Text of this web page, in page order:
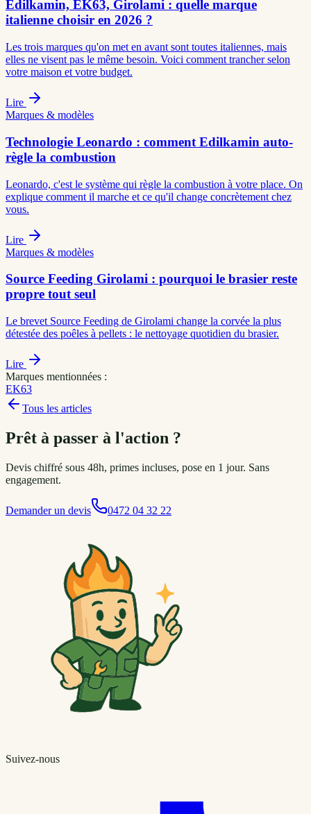
Edilkamin, EK63, Girolami : quelle marque
italienne choisir en 2026 ?
Les trois marques qu'on met en avant sont toutes italiennes, mais
elles ne visent pas le même besoin. Voici comment trancher selon
votre maison et votre budget.
Lire
Marques & modèles
Technologie Leonardo : comment Edilkamin auto-
règle la combustion
Leonardo, c'est le système qui règle la combustion à votre place. On
explique comment il marche et ce qu'il change concrètement chez
vous.
Lire
Marques & modèles
Source Feeding Girolami : pourquoi le brasier reste
propre tout seul
Le brevet Source Feeding de Girolami change la corvée la plus
détestée des poêles à pellets : le nettoyage quotidien du brasier.
Lire
Marques mentionnées :
EK63
Tous les articles
Prêt à passer à l'action ?
Devis chiffré sous 48h, primes incluses, pose en 1 jour. Sans
engagement.
Demander un devis 0472 04 32 22
Suivez-nous